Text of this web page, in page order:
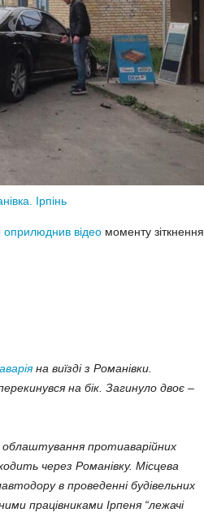
Ірпінь
відеомоменту зіткнення
на виїзді з Романівки.
на бік. Загинуло двоє –
облаштування протиаварійних
через Романівку. Місцева
в проведенні будівельних
працівниками Ірпеня “лежачі